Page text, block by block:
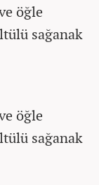
öğle
sağanak
öğle
sağanak